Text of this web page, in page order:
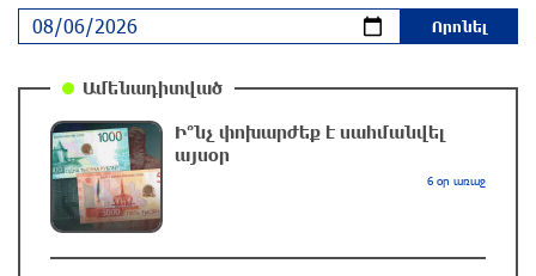
Որպես անհետ կորած որոնվում է Վահագ
Մենք նկատում ենք ՆԱՏՕ-ի երկրների և
առանձին արևմտյան պետությունների
ձգտումը՝ «պոկել» Հայաստանին ՀԱՊԿ
Ամենադիտված
Ի՞նչ փոխարժեք է սահմանվել
այսօր
6 օր առաջ